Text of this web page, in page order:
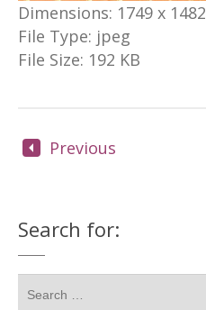
Dimensions: 1749 x 1482
File Type: jpeg
File Size: 192 KB
Previous
Search for: